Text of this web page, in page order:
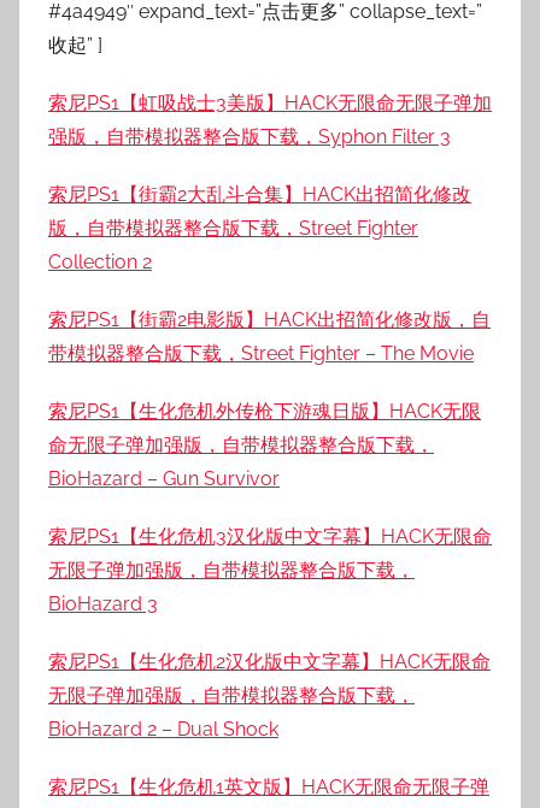
#4a4949″ expand_text=”点击更多” collapse_text=”
收起” ]
索尼PS1【虹吸战士3美版】HACK无限命无限子弹加
强版，自带模拟器整合版下载，Syphon Filter 3
索尼PS1【街霸2大乱斗合集】HACK出招简化修改
版，自带模拟器整合版下载，Street Fighter
Collection 2
索尼PS1【街霸2电影版】HACK出招简化修改版，自
带模拟器整合版下载，Street Fighter – The Movie
索尼PS1【生化危机外传枪下游魂日版】HACK无限
命无限子弹加强版，自带模拟器整合版下载，
BioHazard – Gun Survivor
索尼PS1【生化危机3汉化版中文字幕】HACK无限命
无限子弹加强版，自带模拟器整合版下载，
BioHazard 3
索尼PS1【生化危机2汉化版中文字幕】HACK无限命
无限子弹加强版，自带模拟器整合版下载，
BioHazard 2 – Dual Shock
索尼PS1【生化危机1英文版】HACK无限命无限子弹